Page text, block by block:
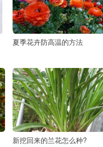
夏季花卉防高温的方法
新挖回来的兰花怎么种?